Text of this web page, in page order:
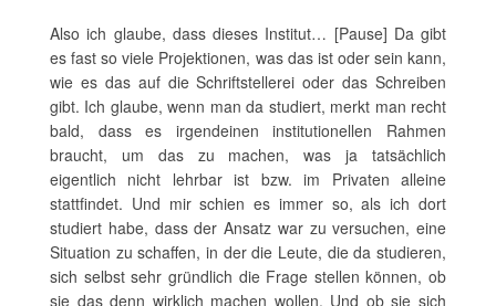
Also ich glaube, dass dieses Institut… [Pause] Da gibt
es fast so viele Projektionen, was das ist oder sein kann,
wie es das auf die Schriftstellerei oder das Schreiben
gibt. Ich glaube, wenn man da studiert, merkt man recht
bald, dass es irgendeinen institutionellen Rahmen
braucht, um das zu machen, was ja tatsächlich
eigentlich nicht lehrbar ist bzw. im Privaten alleine
stattfindet. Und mir schien es immer so, als ich dort
studiert habe, dass der Ansatz war zu versuchen, eine
Situation zu schaffen, in der die Leute, die da studieren,
sich selbst sehr gründlich die Frage stellen können, ob
sie das denn wirklich machen wollen. Und ob sie sich